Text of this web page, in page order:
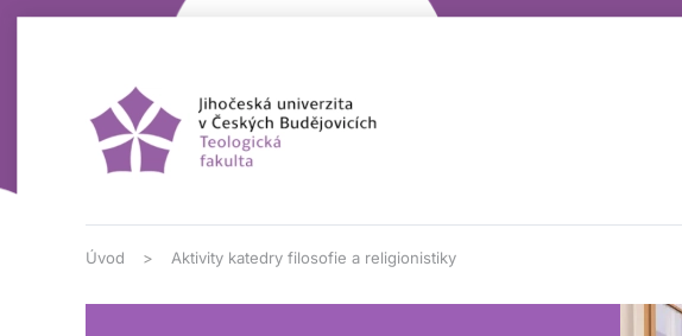
Úvod Aktivity katedry filosofie a religionistiky